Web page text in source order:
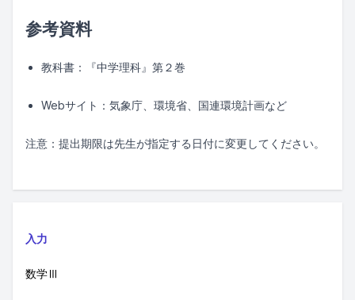
参考資料
教科書：『中学理科』第２巻
Webサイト：気象庁、環境省、国連環境計画など
注意：提出期限は先生が指定する日付に変更してください。
入力
数学Ⅲ